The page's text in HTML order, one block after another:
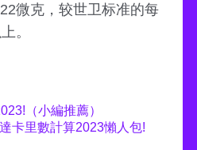
微克，较世卫标准的每
。
（小編推薦）
卡里數計算2023懶人包!